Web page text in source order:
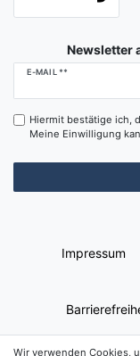
Newsletter
E-MAIL **
Newsletter
Hiermit bestätige ich,
Meine Einwilligung
Impressum
Wir verwenden Cookies,